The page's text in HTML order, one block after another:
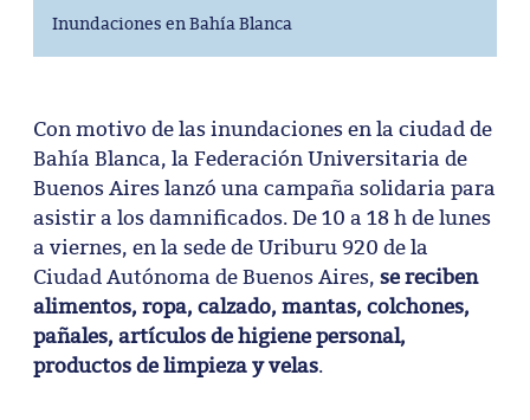
Inundaciones en Bahía Blanca
Con motivo de las inundaciones en la ciudad de
Bahía Blanca, la Federación Universitaria de
Buenos Aires lanzó una campaña solidaria para
asistir a los damnificados. De 10 a 18 h de lunes
a viernes, en la sede de Uriburu 920 de la
Ciudad Autónoma de Buenos Aires, se reciben
alimentos, ropa, calzado, mantas, colchones,
pañales, artículos de higiene personal,
productos de limpieza y velas.